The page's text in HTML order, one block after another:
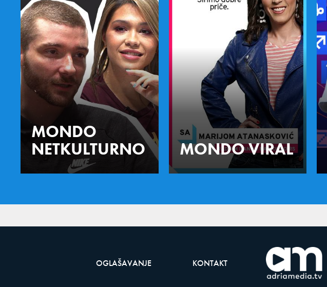
MONDO
NETKULTURNO
MONDO VIRAL
OGLAŠAVANJE KONTAKT